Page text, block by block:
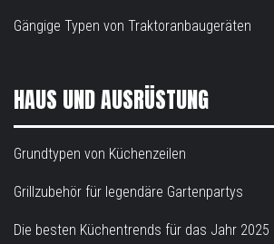
Gängige Typen von Traktoranbaugeräten
HAUS UND AUSRÜSTUNG
Grundtypen von Küchenzeilen
Grillzubehör für legendäre Gartenpartys
Die besten Küchentrends für das Jahr 2025